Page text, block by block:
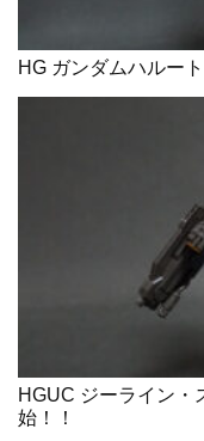
HG ガンダムハルー
HGUC ジーライン・
始！！